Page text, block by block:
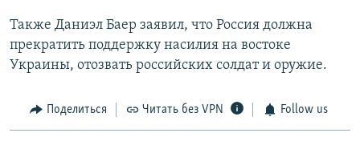
Также Даниэл Баер заявил, что Россия должна
прекратить поддержку насилия на востоке
Украины, отозвать российских солдат и оружие.
Поделиться Читать без VPN Follow us